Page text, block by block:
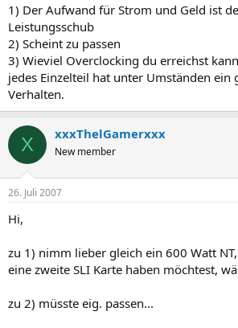
1) Der Aufwand für Strom und Geld ist
Leistungsschub
2) Scheint zu passen
3) Wieviel Overclocking du erreichst
jedes Einzelteil hat unter Umständen ein
Verhalten.
X xxxThelGamerxxx
New member
26. Juli 2007
Hi,
zu 1) nimm lieber gleich ein 600 Watt
eine zweite SLI Karte haben möchtest,
zu 2) müsste eig. passen...